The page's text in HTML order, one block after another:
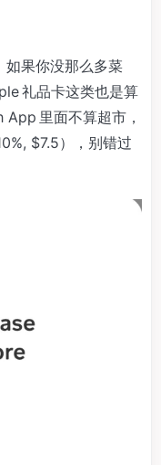
如果你没那么多菜
礼品卡这类也是算
里面不算超市，
$7.5），别错过